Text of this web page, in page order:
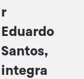
r
Eduardo
Santos,
integra